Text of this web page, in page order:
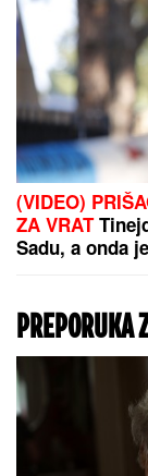
(VIDEO)
ZA VRAT
Sadu, a onda
PREPORUKA